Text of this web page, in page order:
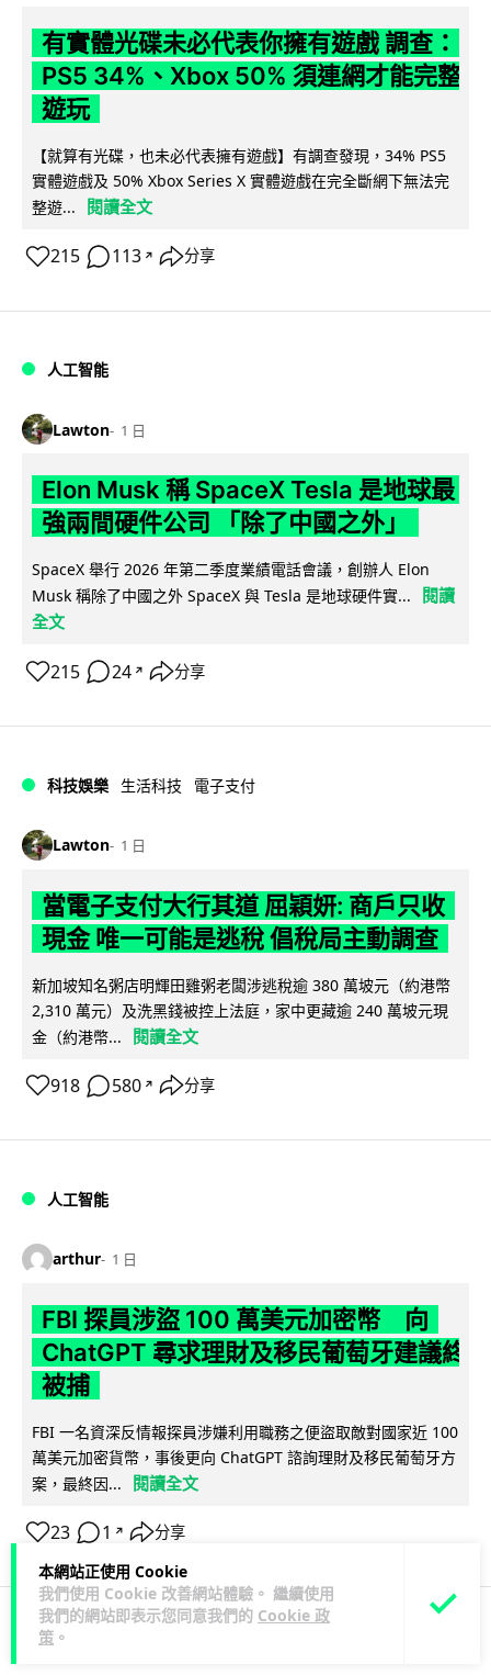
本網站正使用 Cookie
我們使用 Cookie 改善網站體驗。 繼續使用
我們的網站即表示您同意我們的 Cookie 政
策 。
有實體光碟未必代表你擁有遊戲 調查：
PS5 34%、Xbox 50% 須連網才能完整
遊玩
【就算有光碟，也未必代表擁有遊戲】有調查發現，34% PS5
實體遊戲及 50% Xbox Series X 實體遊戲在完全斷網下無法完
整遊...
閱讀全文
215 113 ↗ 分享
人工智能
Lawton 1 日
Elon Musk 稱 SpaceX Tesla 是地球最
強兩間硬件公司 「除了中國之外」
SpaceX 舉行 2026 年第二季度業績電話會議，創辦人 Elon
Musk 稱除了中國之外 SpaceX 與 Tesla 是地球硬件實...
閱讀
全文
215 24 ↗ 分享
科技娛樂 生活科技 電子支付
Lawton 1 日
當電子支付大行其道 屈穎妍: 商戶只收
現金 唯一可能是逃稅 倡稅局主動調查
新加坡知名粥店明輝田雞粥老闆涉逃稅逾 380 萬坡元（約港幣
2,310 萬元）及洗黑錢被控上法庭，家中更藏逾 240 萬坡元現
金（約港幣...
閱讀全文
918 580 ↗ 分享
人工智能
arthur 1 日
FBI 探員涉盜 100 萬美元加密幣 向
ChatGPT 尋求理財及移民葡萄牙建議終
被捕
FBI 一名資深反情報探員涉嫌利用職務之便盜取敵對國家近 100
萬美元加密貨幣，事後更向 ChatGPT 諮詢理財及移民葡萄牙方
案，最終因...
閱讀全文
23 1 ↗ 分享
科技娛樂